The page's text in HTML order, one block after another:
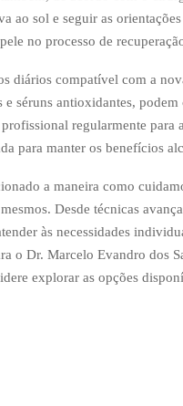
ao sol e seguir as
no processo de
diários compatível com a
séruns antioxidantes,
regularmente para
para manter os benefícios
a maneira como
Desde técnicas
às necessidades
o Dr. Marcelo Evandro dos
explorar as opções